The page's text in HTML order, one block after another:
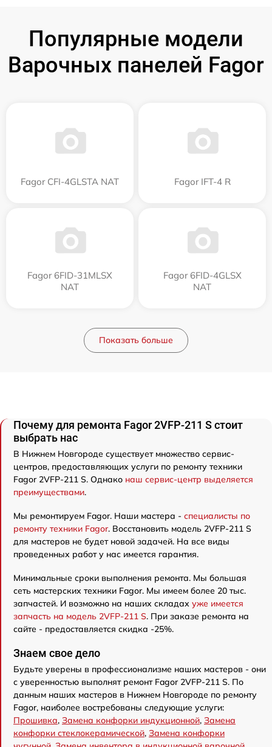
Популярные модели
Варочных панелей Fagor
Fagor CFI-4GLSTA NAT Fagor IFT-4 R
Fagor 6FID-31MLSX
NAT
Fagor 6FID-4GLSX
NAT
Показать больше
Почему для ремонта Fagor 2VFP-211 S стоит
выбрать нас
В Нижнем Новгороде существует множество сервис-
центров, предоставляющих услуги по ремонту техники
Fagor 2VFP-211 S. Однако наш сервис-центр выделяется
преимуществами.
Мы ремонтируем Fagor. Наши мастера - специалисты по
ремонту техники Fagor. Восстановить модель 2VFP-211 S
для мастеров не будет новой задачей. На все виды
проведенных работ у нас имеется гарантия.
Минимальные сроки выполнения ремонта. Мы большая
сеть мастерских техники Fagor. Мы имеем более 20 тыс.
запчастей. И возможно на наших складах уже имеется
запчасть на модель 2VFP-211 S. При заказе ремонта на
сайте - предоставляется скидка -25%.
Знаем свое дело
Будьте уверены в профессионализме наших мастеров - они
с уверенностью выполнят ремонт Fagor 2VFP-211 S. По
данным наших мастеров в Нижнем Новгороде по ремонту
Fagor, наиболее востребованы следующие услуги:
Прошивка, Замена конфорки индукционной, Замена
конфорки стеклокерамической, Замена конфорки